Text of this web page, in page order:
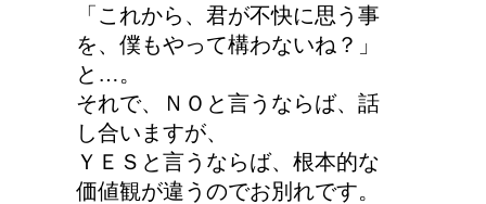
「これから、君が不快に思う事
を、僕もやって構わないね？」
と…。
それで、ＮＯと言うならば、話
し合いますが、
ＹＥＳと言うならば、根本的な
価値観が違うのでお別れです。